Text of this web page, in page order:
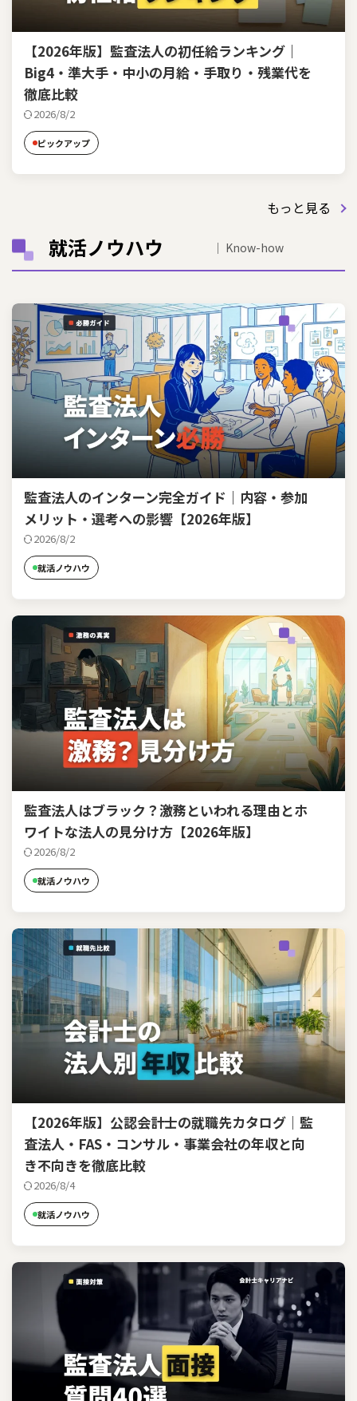
【2026年版】監査法人の初任給ランキング｜
Big4・準大手・中小の月給・手取り・残業代を
徹底比較
2026/8/2
ピックアップ
もっと見る
就活ノウハウ
監査法人のインターン完全ガイド｜内容・参加
メリット・選考への影響【2026年版】
2026/8/2
就活ノウハウ
監査法人はブラック？激務といわれる理由とホ
ワイトな法人の見分け方【2026年版】
2026/8/2
就活ノウハウ
【2026年版】公認会計士の就職先カタログ｜監
査法人・FAS・コンサル・事業会社の年収と向
き不向きを徹底比較
2026/8/4
就活ノウハウ